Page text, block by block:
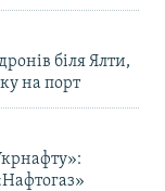
біля Ялти,
на порт